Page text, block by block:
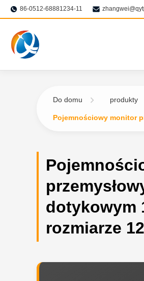
86-0512-68881234-11
Do domu produkty
Pojemnościowy monitor
dotykowym
rozmiarze